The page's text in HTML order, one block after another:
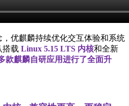
优麒麟持续优化交互体验和系统
搭载 Linux 5.15 LTS 内核和全新
款麒麟自研应用进行了全面升